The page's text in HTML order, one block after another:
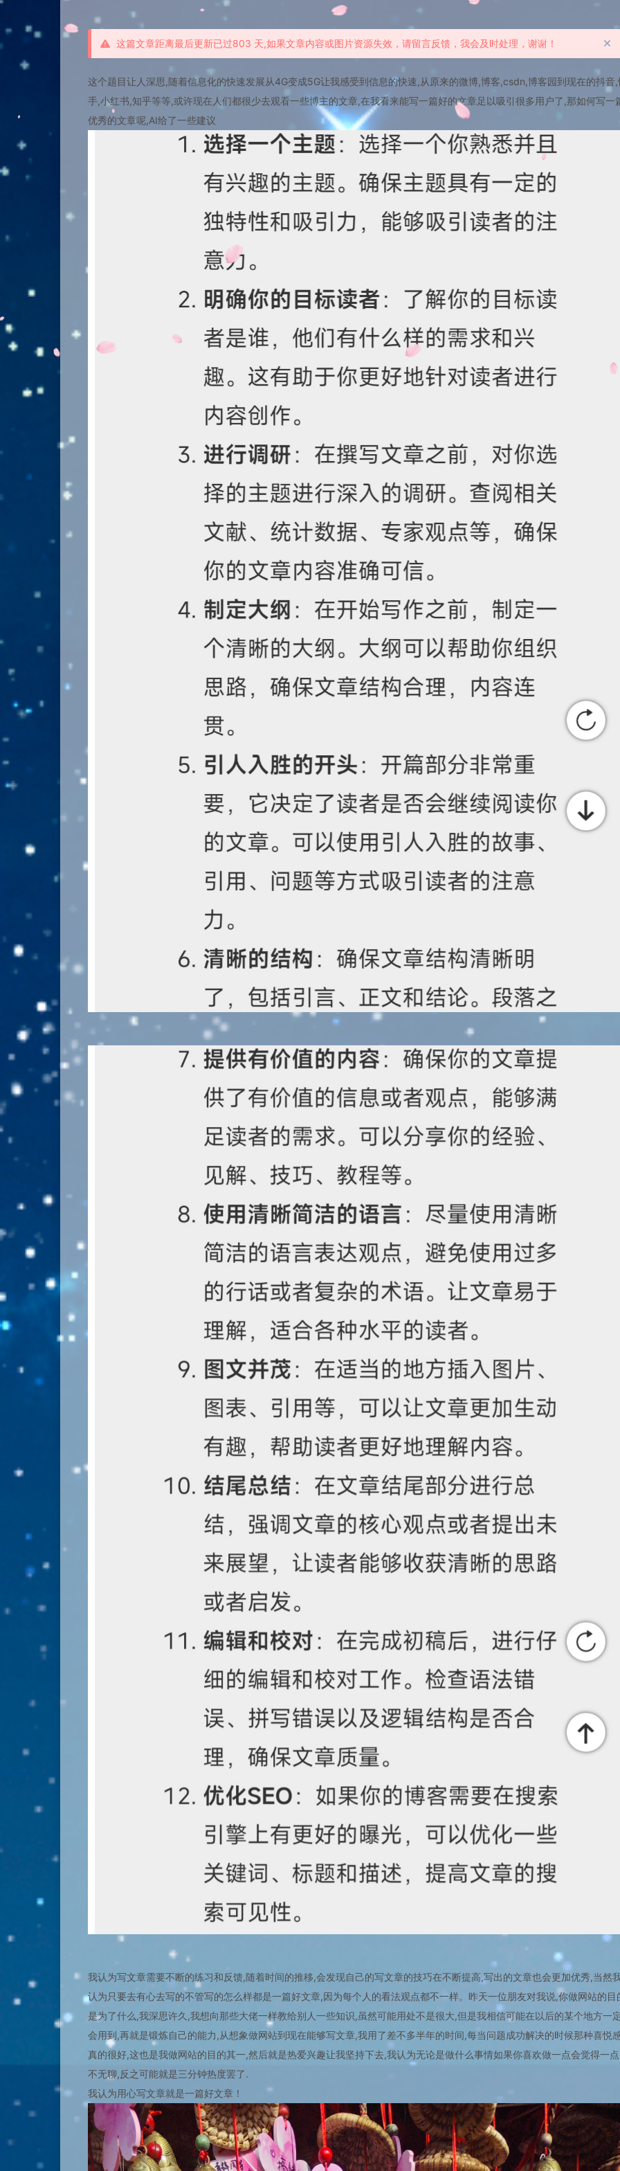
这篇文章距离最后更新已过803 天,如果文章内容或图片资源失效，请留言反馈，我会及时处理，谢谢！
这个题目让人深思,随着信息化的快速发展从4G变成5G让我感受到信息的快速,从原来的微博,博客,csdn,博客园到现在的抖音,
手,小红书,知乎等等,或许现在人们都很少去观看一些博主的文章,在我看来能写一篇好的文章足以吸引很多用户了,那如何写一
优秀的文章呢,AI给了一些建议
我认为写文章需要不断的练习和反馈,随着时间的推移,会发现自己的写文章的技巧在不断提高,写出的文章也会更加优秀,当然
认为只要去有心去写的不管写的怎么样都是一篇好文章,因为每个人的看法观点都不一样。昨天一位朋友对我说,你做网站的目
是为了什么,我深思许久,我想向那些大佬一样教给别人一些知识,虽然可能用处不是很大,但是我相信可能在以后的某个地方一
会用到,再就是锻炼自己的能力,从想象做网站到现在能够写文章,我用了差不多半年的时间,每当问题成功解决的时候那种喜悦
真的很好,这也是我做网站的目的其一,然后就是热爱兴趣让我坚持下去,我认为无论是做什么事情如果你喜欢做一点会觉得一
不无聊,反之可能就是三分钟热度罢了.
我认为用心写文章就是一篇好文章！